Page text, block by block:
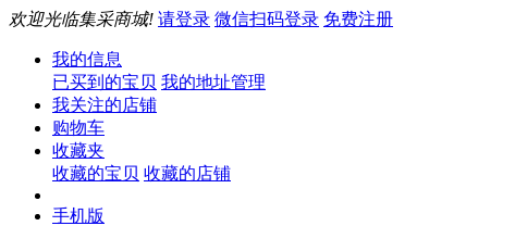
欢迎光临集采商城! 请登录 微信扫码登录 免费注册
我的信息
已买到的宝贝 我的地址管理
我关注的店铺
购物车
收藏夹
收藏的宝贝 收藏的店铺
手机版